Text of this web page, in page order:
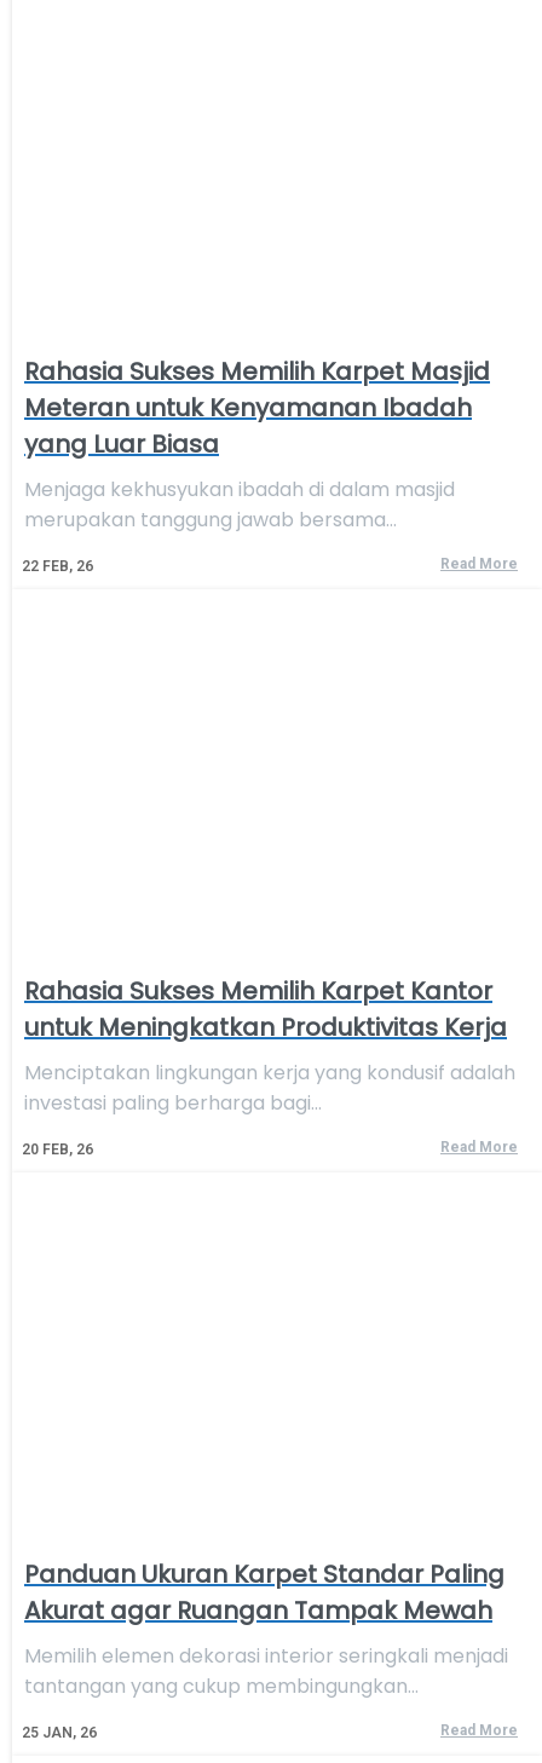
Rahasia Sukses Memilih Karpet Masjid
Meteran untuk Kenyamanan Ibadah
yang Luar Biasa
22 FEB, 26
Menjaga kekhusyukan ibadah di dalam masjid
merupakan tanggung jawab bersama…
Read More
Rahasia Sukses Memilih Karpet Kantor
untuk Meningkatkan Produktivitas Kerja
20 FEB, 26
Menciptakan lingkungan kerja yang kondusif adalah
investasi paling berharga bagi…
Read More
Panduan Ukuran Karpet Standar Paling
Akurat agar Ruangan Tampak Mewah
25 JAN, 26
Memilih elemen dekorasi interior seringkali menjadi
tantangan yang cukup membingungkan…
Read More